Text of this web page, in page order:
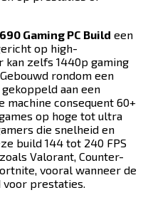
een
op high-
kan zelfs 1440p gaming
rondom een
aan een
machine consequent 60+
op hoge tot ultra
die snelheid en
build 144 tot 240 FPS
Valorant​​​​‌ ‍ ​‍​‍‌‍ ‌ ​‍‌‍‍‌‌‍‌ ‌‍‍‌‌‍ ‍​‍​‍​ ‍‍​‍​‍‌ ​ ‌‍​‌‌‍ ‍‌‍‍‌‌ ‌​‌ ‍‌​‍ ‍‌‍‍‌‌‍ ​‍​‍​‍ ​​‍​‍‌‍‍​‌ ​‍‌‍‌‌‌‍‌‍​‍​‍​ ‍‍​‍​‍​‍ ‌‍​‌‌‍‌​‌‍ ‌‌‍‍‌‌‍ ‍​‍ ‌‍‍‌‌‍ ‍‌ ‌​‌‍‌‌‌‍ ‍‌ ‌​​‍ ‌‍‌‌‌‍‌​‌‍‍‌‌ ‌​​‍ ‌‍ ‌‌‍ ‌‍‌​‌‍‌‌​ ‌‌ ​​‌ ​‍‌‍‌‌‌ ​ ‌‍‌‌‌‍ ‍‌ ‌​‌‍​‌‌ ‌​‌‍‍‌‌‍ ‌‍ ‍​ ‍ ‌‍‍‌‌‍‌​​ ‌​ ‌​​ ‌ ​ ‌ ‌‍​‌​ ​‌​ ‌‍​ ‌​​ ​ ​‍ ‌​ ‍‌​ ​‍‌‍​‍‌‍‌​​‍ ‌​ ‌​​ ‌‍​ ​​​ ​ ​‍ ‌‌‍​‍​ ‍​​ ​‌​ ‌‍​‍ ‌​ ​‌​ ​‌​ ‌‍‌‍‌​​ ‌‌‌‍‌‍‌‍​ ​ ​‍​ ​ ‌‍‌‍​ ‍​​ ‍‌​ ‍ ‌ ‌​‌ ‍‌‌ ​​‌‍‌‌​ ‌‌‍​‍‌ ‌‌‌‍‍‌‌‍ ​‌‍‌​​ ‍ ‌ ​​‌‍​‌‌ ‌​‌‍‍​​ ‌‌‍‍‌​ ​‌​ ‍​‌‍ ‍‌‌ ‌‍ ​‌‍ ‌‍ ‍‌‍‌ ‌‌ ‌‍‌​‌‍‌‌‌ ​ ‌‍​ ​‍‌‌​ ‌‌‌​​‍‌‌ ‌‍‍ ‌‍‌‌‌ ‍‌​‍‌‌​ ​ ‌​‌​​‍‌‌​ ​ ‌​‌​​‍‌‌​ ​‍​ ​‍‌‍ ‍‌‍ ​​‍‌‌​ ​‍​ ​‍​‍‌‌​ ‌‌‌​‌​​‍ ‍‌ ‌‍‌‍​‌‌‍ ​‌ ‌‌‌‍‌‌​‍‌‌​ ‌‌‌​​‍‌‌ ‌‍‍ ‌‍‌‌‌ ‍‌​‍‌‌​ ​ ‌​‌​​‍‌‌​ ​ ‌​‌​​‍‌‌​ ​‍​ ​‍​ ‌‍​ ‌ ​ ​ ​ ‌‌​ ​ ​ ‍‌​ ​​​ ‌‍​ ‍‌​ ‍‌‌‍‌​​ ​‌​‍‌‌​ ​‍​ ​‍​‍‌‌​ ‌‌‌​‌​​‍ ‍‌‍​ ‌‍‍​‌‍‍‌‌‍ ​‌‍‌​‌ ​‍‌‍‌‌‌‍ ‍​‍‌‌​ ‌‌‌​​‍‌‌ ‌‍‍ ‌‍‌‌‌ ‍‌​‍‌‌​ ​ ‌​‌​​‍‌‌​ ​ ‌​‌​​‍‌‌​ ​‍​ ​‍‌‍​‍​ ​​‌‍​‌​ ‌‍​ ‌‍‌‍‌‍​ ​‌​ ‌ ​ ‌​​ ‍​‌‍​ ‌‍‌‍​‍‌‌​ ​‍​ ​‍​‍‌‌​ ‌‌‌​‌​​‍ ‍‌ ‌​‌‍‌‌‌ ‍​‌ ‌​​ ‌‍​‍‌‍​‌‌ ​ ‌‍‌‌‌‌‌‌‌ ​‍‌‍ ​​ ‌​‍‌‌​ ​‍‌​‌‍‌‍​‌‌‍‌​‌‍ ‌‌‍‍‌‌‍ ‍​‍‌‍‌‍‍‌‌‍‌​​ ‌​ ‌​​ ‌ ​ ‌ ‌‍​‌​ ​‌​ ‌‍​ ‌​​ ​ ​‍ ‌​ ‍‌​ ​‍‌‍​‍‌‍‌​​‍ ‌​ ‌​​ ‌‍​ ​​​ ​ ​‍ ‌‌‍​‍​ ‍​​ ​‌​ ‌‍​‍ ‌​ ​‌​ ​‌​ ‌‍‌‍‌​​ ‌‌‌‍‌‍‌‍​ ​ ​‍​ ​ ‌‍‌‍​ ‍​​ ‍‌​‍‌‍‌ ‌​‌ ‍‌‌ ​​‌‍‌‌​ ‌‌‍​‍‌ ‌‌‌‍‍‌‌‍ ​‌‍‌​​‍‌‍‌ ​​‌‍​‌‌ ‌​‌‍‍​​ ‌‌‍‍‌​ ​‌​ ‍​‌‍ ‍‌‌ ‌‍ ​‌‍ ‌‍ ‍‌‍‌ ‌‌ ‌‍‌​‌‍‌‌‌ ​ ‌‍​ ​‍‌‌​ ‌‌‌​​‍‌‌ ‌‍‍ ‌‍‌‌‌ ‍‌​‍‌‌​ ​ ‌​‌​​‍‌‌​ ​ ‌​‌​​‍‌‌​ ​‍​ ​‍‌‍ ‍‌‍ ​​‍‌‌​ ​‍​ ​‍​‍‌‌​ ‌‌‌​‌​​‍ ‍‌ ‌‍‌‍​‌‌‍ ​‌ ‌‌‌‍‌‌​‍‌‌​ ‌‌‌​​‍‌‌ ‌‍‍ ‌‍‌‌‌ ‍‌​‍‌‌​ ​ ‌​‌​​‍‌‌​ ​ ‌​‌​​‍‌‌​ ​‍​ ​‍​ ‌‍​ ‌ ​ ​ ​ ‌‌​ ​ ​ ‍‌​ ​​​ ‌‍​ ‍‌​ ‍‌‌‍‌​​ ​‌​‍‌‌​ ​‍​ ​‍​‍‌‌​ ‌‌‌​‌​​‍ ‍‌‍​ ‌‍‍​‌‍‍‌‌‍ ​‌‍‌​‌ ​‍‌‍‌‌‌‍ ‍​‍‌‌​ ‌‌‌​​‍‌‌ ‌‍‍ ‌‍‌‌‌ ‍‌​‍‌‌​ ​ ‌​‌​​‍‌‌​ ​ ‌​‌​​‍‌‌​ ​‍​ ​‍‌‍​‍​ ​​‌‍​‌​ ‌‍​ ‌‍‌‍‌‍​ ​‌​ ‌ ​ ‌​​ ‍​‌‍​ ‌‍‌‍​‍‌‌​ ​‍​ ​‍​‍‌‌​ ‌‌‌​‌​​‍ ‍‌ ‌​‌‍‌‌‌ ‍​‌ ‌​​‍‌‍‌ ​​‌‍‌‌‌ ​‍‌ ​ ‌ ​​‌‍‌‌‌‍​ ‌ ‌​‌‍‍‌‌ ‌‍‌‍‌‌​ ‌‌ ​​‌ ‌‌‌‍​‍‌‍ ​‌‍‍‌‌ ​ ‌‍‍​‌‍‌‌‌‍‌​​‍​‍‌ ‌ Counter-
, vooral wanneer de